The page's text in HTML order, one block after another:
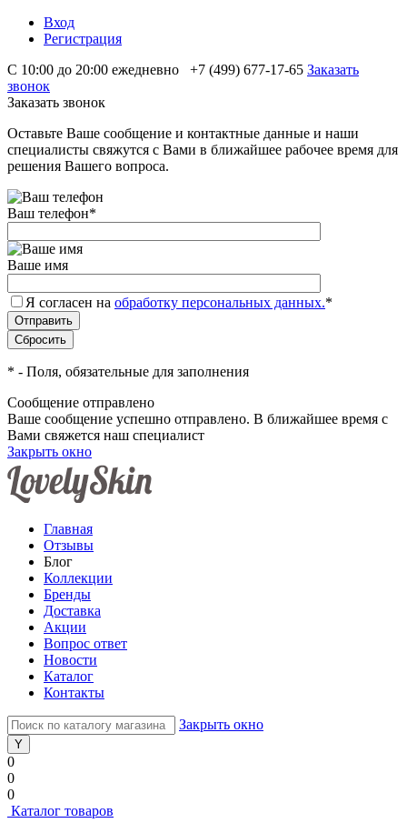
Вход
Регистрация
С 10:00 до 20:00 ежедневно
+7 (499) 677-17-65 Заказать
звонок
Заказать звонок
Оставьте Ваше сообщение и контактные данные и наши
специалисты свяжутся с Вами в ближайшее рабочее время для
решения Вашего вопроса.
Ваш телефон*
Ваше имя
Я согласен на обработку персональных данных.*
* - Поля, обязательные для заполнения
Сообщение отправлено
Ваше сообщение успешно отправлено. В ближайшее время с
Вами свяжется наш специалист
Закрыть окно
Главная
Отзывы
Блог
Коллекции
Бренды
Доставка
Акции
Вопрос ответ
Новости
Каталог
Контакты
Закрыть окно
0
0
0
Каталог товаров